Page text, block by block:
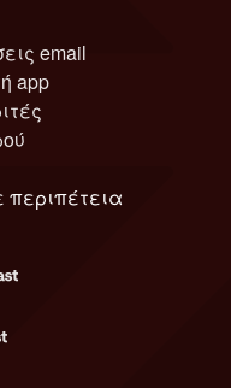
email
app